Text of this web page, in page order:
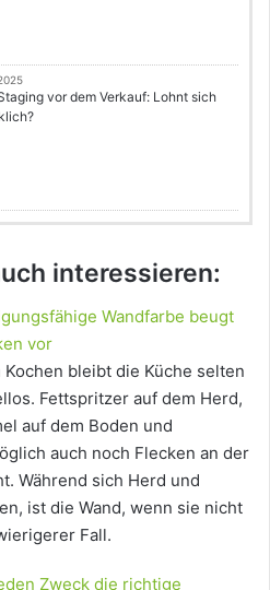
vor dem Verkauf: Lohnt sich
interessieren:
Wandfarbe beugt
vor
Kochen bleibt die Küche selten
Fettspritzer auf dem Herd,
auf dem Boden und
auch noch Flecken an der
Während sich Herd und
ist die Wand, wenn sie nicht
Fall.
Zweck die richtige